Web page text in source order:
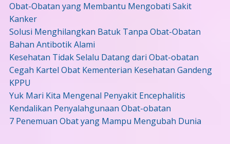
Obat-Obatan yang Membantu Mengobati Sakit
Kanker
Solusi Menghilangkan Batuk Tanpa Obat-Obatan
Bahan Antibotik Alami
Kesehatan Tidak Selalu Datang dari Obat-obatan
Cegah Kartel Obat Kementerian Kesehatan Gandeng
KPPU
Yuk Mari Kita Mengenal Penyakit Encephalitis
Kendalikan Penyalahgunaan Obat-obatan
7 Penemuan Obat yang Mampu Mengubah Dunia